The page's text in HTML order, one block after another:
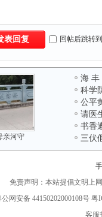
表回复 回帖后跳转
亲河守
海 丰
科学
公平
请医
书香
三伏
免责声明：本站提倡文明上
公网安备 44150202000108号 粤
客服